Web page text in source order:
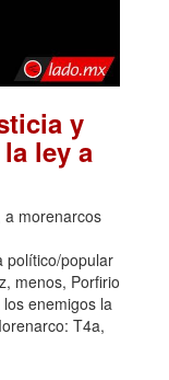
y
ley a
a morenarcos
político/popular
menos, Porfirio
enemigos la
T4a,